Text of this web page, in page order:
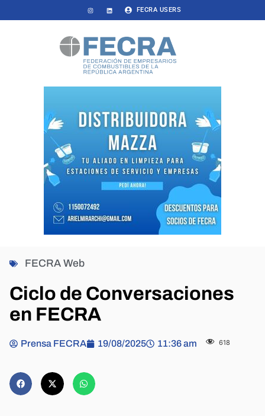
FECRA USERS
FECRA Web
Ciclo de Conversaciones
en FECRA
Prensa FECRA 19/08/2025 11:36 am 618